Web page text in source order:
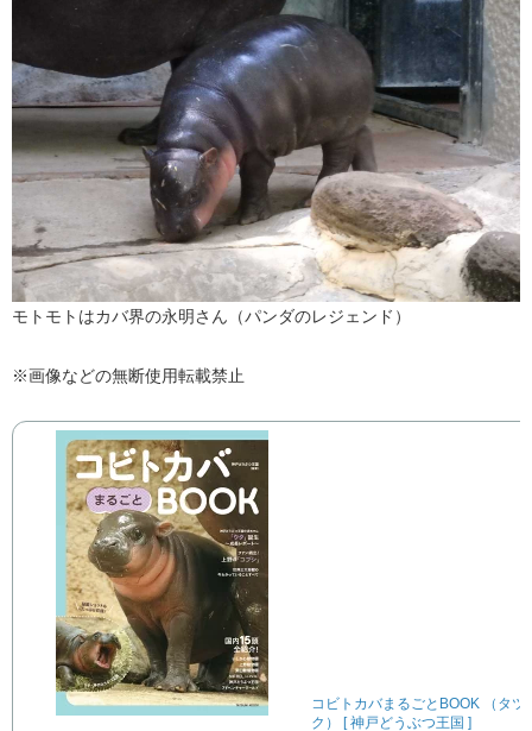
モトモトはカバ界の永明さん（パンダのレジェンド）
※画像などの無断使用転載禁止
コビトカバまるごとBOOK （タツ
ク） [ 神戸どうぶつ王国 ]